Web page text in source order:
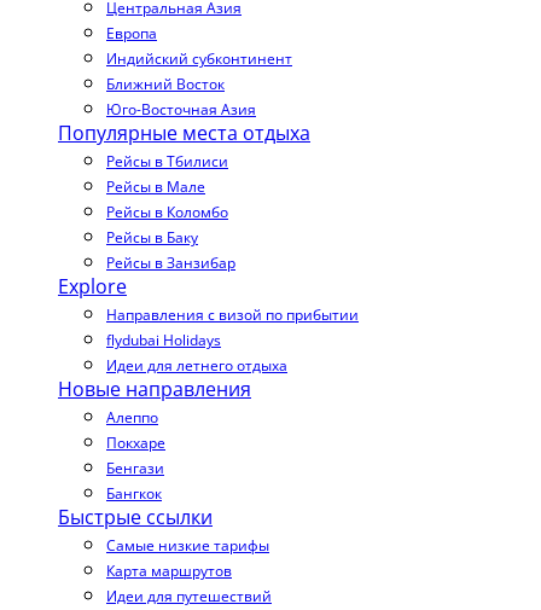
Центральная Азия
Европа
Индийский субконтинент
Ближний Восток
Юго-Восточная Азия
Популярные места отдыха
Рейсы в Тбилиси
Рейсы в Мале
Рейсы в Коломбо
Рейсы в Баку
Рейсы в Занзибар
Explore
Направления с визой по прибытии
flydubai Holidays
Идеи для летнего отдыха
Новые направления
Алеппо
Покхаре
Бенгази
Бангкок
Быстрые ссылки
Самые низкие тарифы
Карта маршрутов
Идеи для путешествий